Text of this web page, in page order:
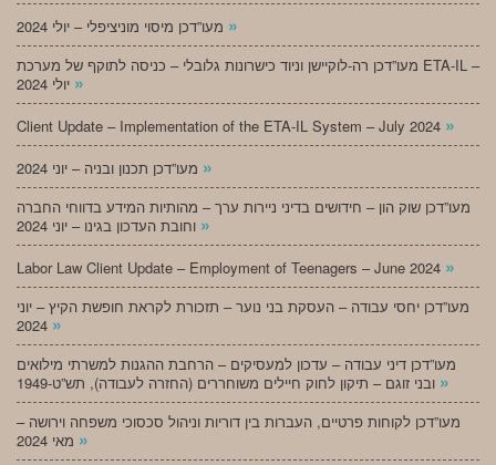
»
מעו”דכן רה-לוקיישן וניוד כישרונות גלובלי – כניסה לתוקף של מערכת ETA-IL –
»
Client Update – Implementation of the ETA-IL System – July 2024 »
»
מעו”דכן שוק הון – חידושים בדיני ניירות ערך – מהותיות המידע בדווחי החברה
»
Labor Law Client Update – Employment of Teenagers – June 2024 »
מעו”דכן יחסי עבודה – העסקת בני נוער – תזכורת לקראת חופשת הקיץ – יוני
»
מעו”דכן דיני עבודה – עדכון למעסיקים – הרחבת ההגנות למשרתי מילואים
»
מעו”דכן לקוחות פרטיים, העברות בין דוריות וניהול סכסוכי משפחה וירושה –
»